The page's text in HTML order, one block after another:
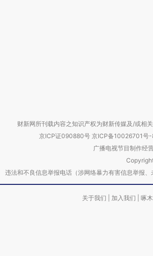
财新网所刊载内容之知识产权为财新传媒及/或相
京ICP证090880号 京ICP备10026701号
广播电视节目制作经
违法和不良信息举报电话（涉网络暴力有害信息举
关于我们 加入我们 啄